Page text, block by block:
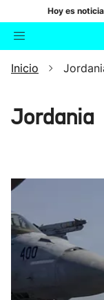
Hoy es noticia
Buscador
Inicio
Jordania